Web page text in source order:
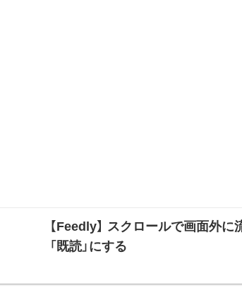
【Feedly】 スクロールで画面外
「既読」にする